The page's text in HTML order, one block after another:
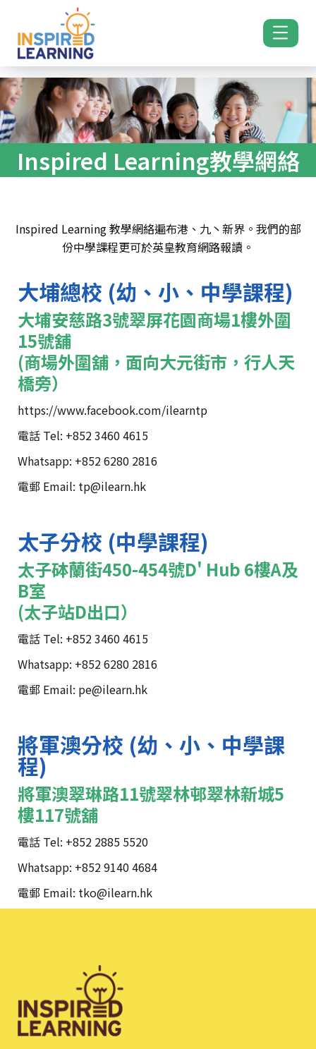
Inspired Learning教學網絡
Inspired Learning 教學網絡遍布港、九丶新界。我們的部
份中學課程更可於英皇教育網路報讀。
大埔總校 (幼、小、中學課程)
大埔安慈路3號翠屏花園商場1樓外圍
15號舖
(商場外圍舖，面向大元街市，行人天
橋旁）
https://www.facebook.com/ilearntp
電話 Tel: +852 3460 4615
Whatsapp: +852 6280 2816
電郵 Email: tp@ilearn.hk
太子分校 (中學課程)
太子砵蘭街450-454號D' Hub 6樓A及
B室
(太子站D出口）
電話 Tel: +852 3460 4615
Whatsapp: +852 6280 2816
電郵 Email: pe@ilearn.hk
將軍澳分校 (幼、小、中學課
程)
將軍澳翠琳路11號翠林邨翠林新城5
樓117號舖
電話 Tel: +852 2885 5520
Whatsapp: +852 9140 4684
電郵 Email: tko@ilearn.hk